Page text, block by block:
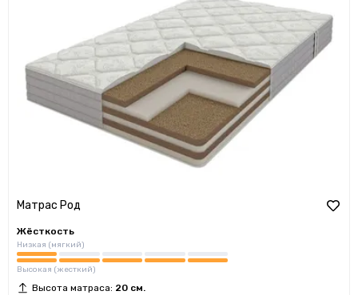
Матрас Род
Жёсткость
Низкая (мягкий)
Высокая (жесткий)
Высота матраса: 20 см.